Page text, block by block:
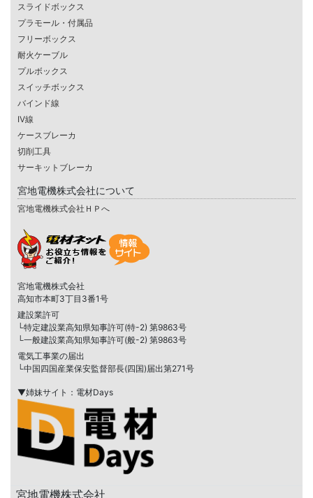
スライドボックス
プラモール・付属品
フリーボックス
耐火ケーブル
プルボックス
スイッチボックス
バインド線
IV線
ケースブレーカ
切削工具
サーキットブレーカ
宮地電機株式会社について
宮地電機株式会社ＨＰへ
宮地電機株式会社
高知市本町3丁目3番1号
建設業許可
└特定建設業高知県知事許可(特-2) 第9863号
└一般建設業高知県知事許可(般-2) 第9863号
電気工事業の届出
└中国四国産業保安監督部長(四国)届出第271号
▼姉妹サイト：電材Days
宮地電機株式会社